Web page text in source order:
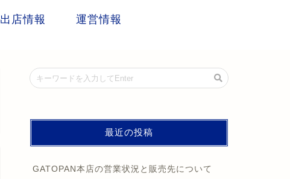
出店情報 運営情報
最近の投稿
GATOPAN本店の営業状況と販売先について